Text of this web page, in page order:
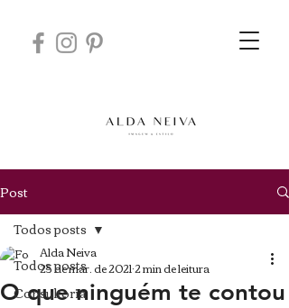
Post
Todos posts
Consultoria
Todos posts
O que ninguém te contou
Alda Neiva
25 de mar. de 20212 min de leitura